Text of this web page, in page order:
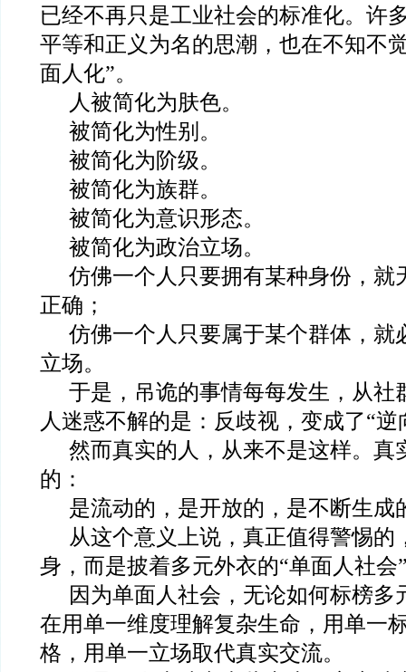
已经不再只是工业社会的标准化。许
平等和正义为名的思潮，也在不知不
面人化”。
人被简化为肤色。
被简化为性别。
被简化为阶级。
被简化为族群。
被简化为意识形态。
被简化为政治立场。
仿佛一个人只要拥有某种身份，就
正确；
仿佛一个人只要属于某个群体，就
立场。
于是，吊诡的事情每每发生，从社
人迷惑不解的是：反歧视，变成了“逆
然而真实的人，从来不是这样。真
的：
是流动的，是开放的，是不断生成
从这个意义上说，真正值得警惕的
身，而是披着多元外衣的“单面人社会
因为单面人社会，无论如何标榜多
在用单一维度理解复杂生命，用单一
格，用单一立场取代真实交流。